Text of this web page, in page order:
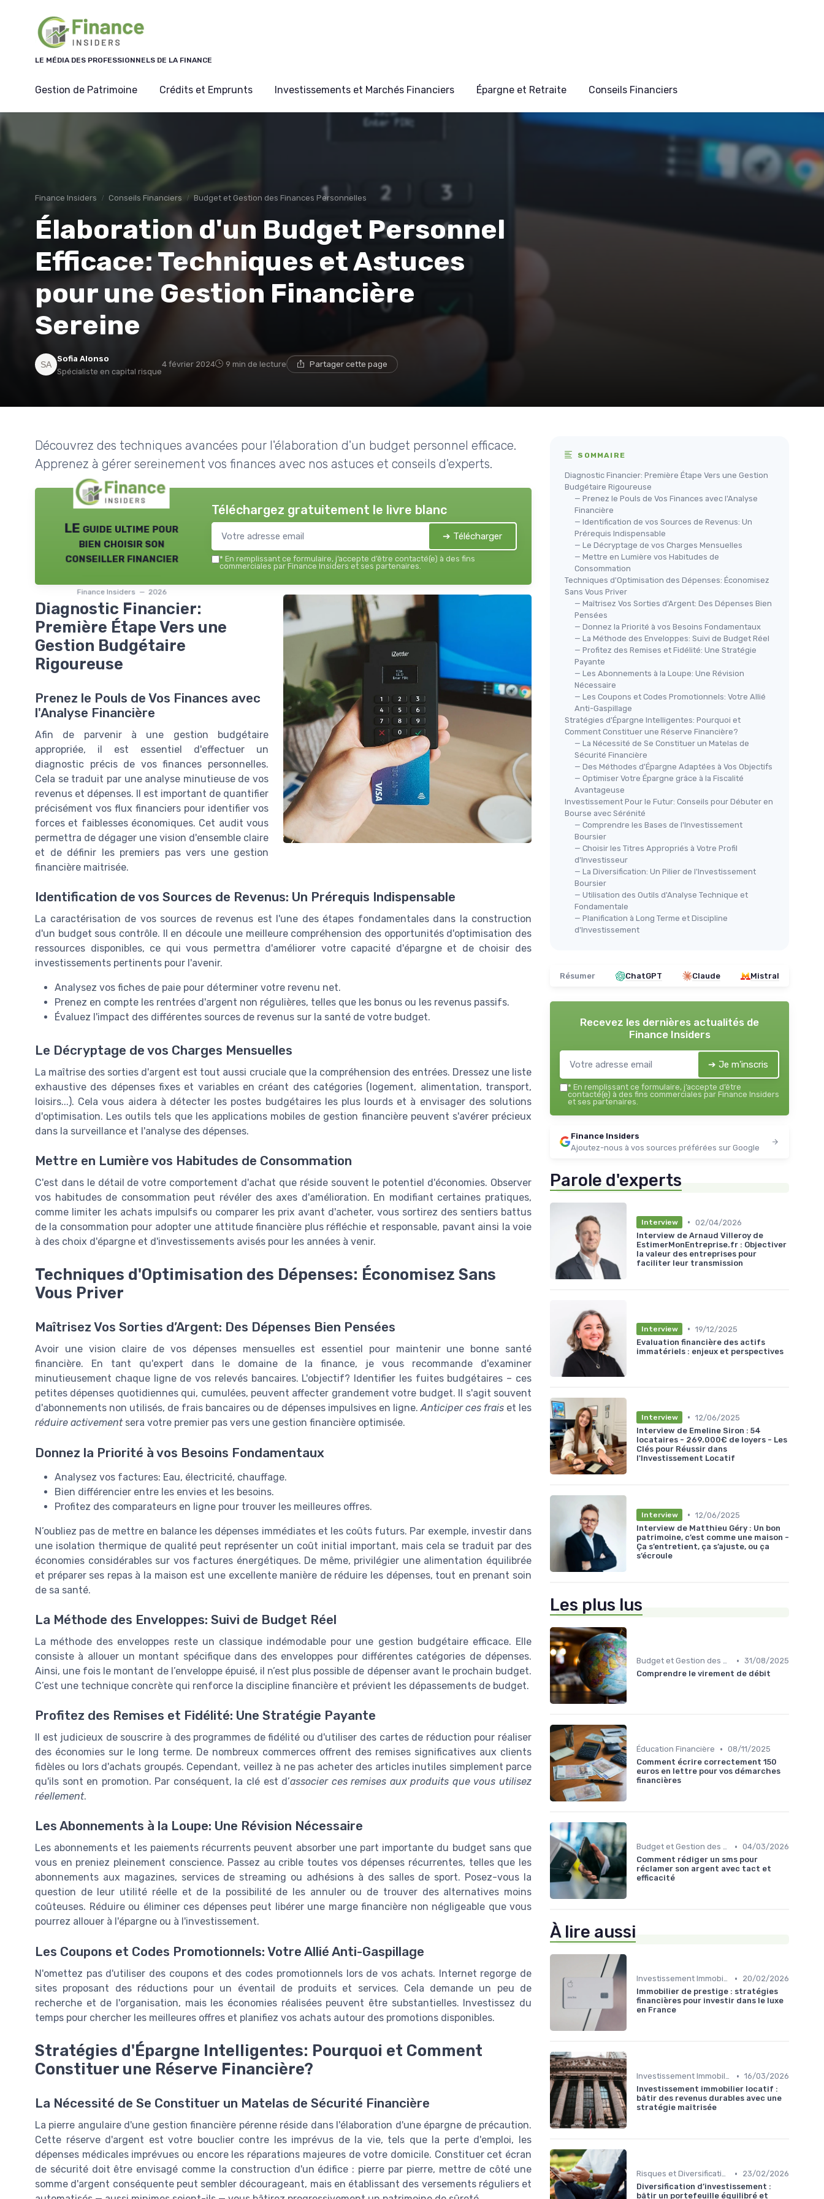
LE MÉDIA DES PROFESSIONNELS DE LA FINANCE
Gestion de Patrimoine Crédits et Emprunts Investissements et Marchés Financiers Épargne et Retraite Conseils Financiers
Finance Insiders Conseils Financiers Budget et Gestion des Finances Personnelles
Élaboration d'un Budget Personnel
Efficace: Techniques et Astuces
pour une Gestion Financière
Sereine
Sofia Alonso
Spécialiste en capital risque
4 février 2024 9 min de lecture Partager cette page
Découvrez des techniques avancées pour l'élaboration d'un budget personnel efficace.
Apprenez à gérer sereinement vos finances avec nos astuces et conseils d'experts.
LE guide ultime pour
bien choisir son
conseiller financier
Finance Insiders — 2026
Téléchargez gratuitement le livre blanc
➔ Télécharger
* En remplissant ce formulaire, j’accepte d’être contacté(e) à des fins
commerciales par Finance Insiders et ses partenaires.
Diagnostic Financier:
Première Étape Vers une
Gestion Budgétaire
Rigoureuse
Prenez le Pouls de Vos Finances avec
l'Analyse Financière
Afin de parvenir à une gestion budgétaire
appropriée, il est essentiel d'effectuer un
diagnostic précis de vos finances personnelles.
Cela se traduit par une analyse minutieuse de vos
revenus et dépenses. Il est important de quantifier
précisément vos flux financiers pour identifier vos
forces et faiblesses économiques. Cet audit vous
permettra de dégager une vision d'ensemble claire
et de définir les premiers pas vers une gestion
financière maitrisée.
Identification de vos Sources de Revenus: Un Prérequis Indispensable
La caractérisation de vos sources de revenus est l'une des étapes fondamentales dans la construction
d'un budget sous contrôle. Il en découle une meilleure compréhension des opportunités d'optimisation des
ressources disponibles, ce qui vous permettra d'améliorer votre capacité d'épargne et de choisir des
investissements pertinents pour l'avenir.
Analysez vos fiches de paie pour déterminer votre revenu net.
Prenez en compte les rentrées d'argent non régulières, telles que les bonus ou les revenus passifs.
Évaluez l'impact des différentes sources de revenus sur la santé de votre budget.
Le Décryptage de vos Charges Mensuelles
La maîtrise des sorties d'argent est tout aussi cruciale que la compréhension des entrées. Dressez une liste
exhaustive des dépenses fixes et variables en créant des catégories (logement, alimentation, transport,
loisirs...). Cela vous aidera à détecter les postes budgétaires les plus lourds et à envisager des solutions
d'optimisation. Les outils tels que les applications mobiles de gestion financière peuvent s'avérer précieux
dans la surveillance et l'analyse des dépenses.
Mettre en Lumière vos Habitudes de Consommation
C'est dans le détail de votre comportement d'achat que réside souvent le potentiel d'économies. Observer
vos habitudes de consommation peut révéler des axes d'amélioration. En modifiant certaines pratiques,
comme limiter les achats impulsifs ou comparer les prix avant d'acheter, vous sortirez des sentiers battus
de la consommation pour adopter une attitude financière plus réfléchie et responsable, pavant ainsi la voie
à des choix d'épargne et d'investissements avisés pour les années à venir.
Techniques d'Optimisation des Dépenses: Économisez Sans
Vous Priver
Maîtrisez Vos Sorties d’Argent: Des Dépenses Bien Pensées
Avoir une vision claire de vos dépenses mensuelles est essentiel pour maintenir une bonne santé
financière. En tant qu'expert dans le domaine de la finance, je vous recommande d'examiner
minutieusement chaque ligne de vos relevés bancaires. L'objectif? Identifier les fuites budgétaires – ces
petites dépenses quotidiennes qui, cumulées, peuvent affecter grandement votre budget. Il s'agit souvent
d'abonnements non utilisés, de frais bancaires ou de dépenses impulsives en ligne.Anticiper ces fraiset les
réduire activementsera votre premier pas vers une gestion financière optimisée.
Donnez la Priorité à vos Besoins Fondamentaux
Analysez vos factures: Eau, électricité, chauffage.
Bien différencier entre les envies et les besoins.
Profitez des comparateurs en ligne pour trouver les meilleures offres.
N’oubliez pas de mettre en balance les dépenses immédiates et les coûts futurs. Par exemple, investir dans
une isolation thermique de qualité peut représenter un coût initial important, mais cela se traduit par des
économies considérables sur vos factures énergétiques. De même, privilégier une alimentation équilibrée
et préparer ses repas à la maison est une excellente manière de réduire les dépenses, tout en prenant soin
de sa santé.
La Méthode des Enveloppes: Suivi de Budget Réel
La méthode des enveloppes reste un classique indémodable pour une gestion budgétaire efficace. Elle
consiste à allouer un montant spécifique dans des enveloppes pour différentes catégories de dépenses.
Ainsi, une fois le montant de l’enveloppe épuisé, il n’est plus possible de dépenser avant le prochain budget.
C’est une technique concrète qui renforce la discipline financière et prévient les dépassements de budget.
Profitez des Remises et Fidélité: Une Stratégie Payante
Il est judicieux de souscrire à des programmes de fidélité ou d'utiliser des cartes de réduction pour réaliser
des économies sur le long terme. De nombreux commerces offrent des remises significatives aux clients
fidèles ou lors d'achats groupés. Cependant, veillez à ne pas acheter des articles inutiles simplement parce
qu'ils sont en promotion. Par conséquent, la clé est d’associer ces remises aux produits que vous utilisez
réellement.
Les Abonnements à la Loupe: Une Révision Nécessaire
Les abonnements et les paiements récurrents peuvent absorber une part importante du budget sans que
vous en preniez pleinement conscience. Passez au crible toutes vos dépenses récurrentes, telles que les
abonnements aux magazines, services de streaming ou adhésions à des salles de sport. Posez-vous la
question de leur utilité réelle et de la possibilité de les annuler ou de trouver des alternatives moins
coûteuses. Réduire ou éliminer ces dépenses peut libérer une marge financière non négligeable que vous
pourrez allouer à l'épargne ou à l'investissement.
Les Coupons et Codes Promotionnels: Votre Allié Anti-Gaspillage
N'omettez pas d'utiliser des coupons et des codes promotionnels lors de vos achats. Internet regorge de
sites proposant des réductions pour un éventail de produits et services. Cela demande un peu de
recherche et de l'organisation, mais les économies réalisées peuvent être substantielles. Investissez du
temps pour chercher les meilleures offres et planifiez vos achats autour des promotions disponibles.
Stratégies d'Épargne Intelligentes: Pourquoi et Comment
Constituer une Réserve Financière?
La Nécessité de Se Constituer un Matelas de Sécurité Financière
La pierre angulaire d'une gestion financière pérenne réside dans l'élaboration d'une épargne de précaution.
Cette réserve d'argent est votre bouclier contre les imprévus de la vie, tels que la perte d'emploi, les
dépenses médicales imprévues ou encore les réparations majeures de votre domicile. Constituer cet écran
de sécurité doit être envisagé comme la construction d'un édifice : pierre par pierre, mettre de côté une
somme d'argent conséquente peut sembler décourageant, mais en établissant des versements réguliers et
SOMMAIRE
Diagnostic Financier: Première Étape Vers une Gestion
Budgétaire Rigoureuse
— Prenez le Pouls de Vos Finances avec l'Analyse
Financière
— Identification de vos Sources de Revenus: Un
Prérequis Indispensable
— Le Décryptage de vos Charges Mensuelles
— Mettre en Lumière vos Habitudes de
Consommation
Techniques d'Optimisation des Dépenses: Économisez
Sans Vous Priver
— Maîtrisez Vos Sorties d’Argent: Des Dépenses Bien
Pensées
— Donnez la Priorité à vos Besoins Fondamentaux
— La Méthode des Enveloppes: Suivi de Budget Réel
— Profitez des Remises et Fidélité: Une Stratégie
Payante
— Les Abonnements à la Loupe: Une Révision
Nécessaire
— Les Coupons et Codes Promotionnels: Votre Allié
Anti-Gaspillage
Stratégies d'Épargne Intelligentes: Pourquoi et
Comment Constituer une Réserve Financière?
— La Nécessité de Se Constituer un Matelas de
Sécurité Financière
— Des Méthodes d'Épargne Adaptées à Vos Objectifs
— Optimiser Votre Épargne grâce à la Fiscalité
Avantageuse
Investissement Pour le Futur: Conseils pour Débuter en
Bourse avec Sérénité
— Comprendre les Bases de l'Investissement
Boursier
— Choisir les Titres Appropriés à Votre Profil
d'Investisseur
— La Diversification: Un Pilier de l'Investissement
Boursier
— Utilisation des Outils d'Analyse Technique et
Fondamentale
— Planification à Long Terme et Discipline
d'Investissement
Résumer ChatGPT Claude Mistral
Recevez les dernières actualités de
Finance Insiders
➔ Je m'inscris
* En remplissant ce formulaire, j’accepte d’être
contacté(e) à des fins commerciales par Finance Insiders
et ses partenaires.
Finance Insiders
Ajoutez-nous à vos sources préférées sur Google
Parole d'experts
Interview • 02/04/2026
Interview de Arnaud Villeroy de
EstimerMonEntreprise.fr : Objectiver
la valeur des entreprises pour
faciliter leur transmission
Interview • 19/12/2025
Evaluation financière des actifs
immatériels : enjeux et perspectives
Interview • 12/06/2025
Interview de Emeline Siron : 54
locataires - 269.000€ de loyers - Les
Clés pour Réussir dans
l'Investissement Locatif
Interview • 12/06/2025
Interview de Matthieu Géry : Un bon
patrimoine, c’est comme une maison -
Ça s’entretient, ça s’ajuste, ou ça
s’écroule
Les plus lus
Budget et Gestion des Finances Personnelles • 31/08/2025
Comprendre le virement de débit
Éducation Financière • 08/11/2025
Comment écrire correctement 150
euros en lettre pour vos démarches
financières
Budget et Gestion des Finances Personnelles • 04/03/2026
Comment rédiger un sms pour
réclamer son argent avec tact et
efficacité
À lire aussi
Investissement Immobilier •
20/02/2026
Immobilier de prestige : stratégies
financières pour investir dans le luxe
en France
Investissement Immobilier • 16/03/2026
Investissement immobilier locatif :
bâtir des revenus durables avec une
stratégie maîtrisée
Risques et Diversification d'Investissement •
23/02/2026
Diversification d’investissement :
bâtir un portefeuille équilibré et